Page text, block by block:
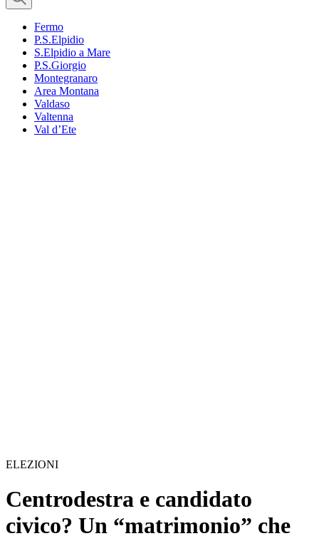
Fermo
P.S.Elpidio
S.Elpidio a Mare
P.S.Giorgio
Montegranaro
Area Montana
Valdaso
Valtenna
Val d’Ete
ELEZIONI
Centrodestra e candidato
civico? Un “matrimonio” che